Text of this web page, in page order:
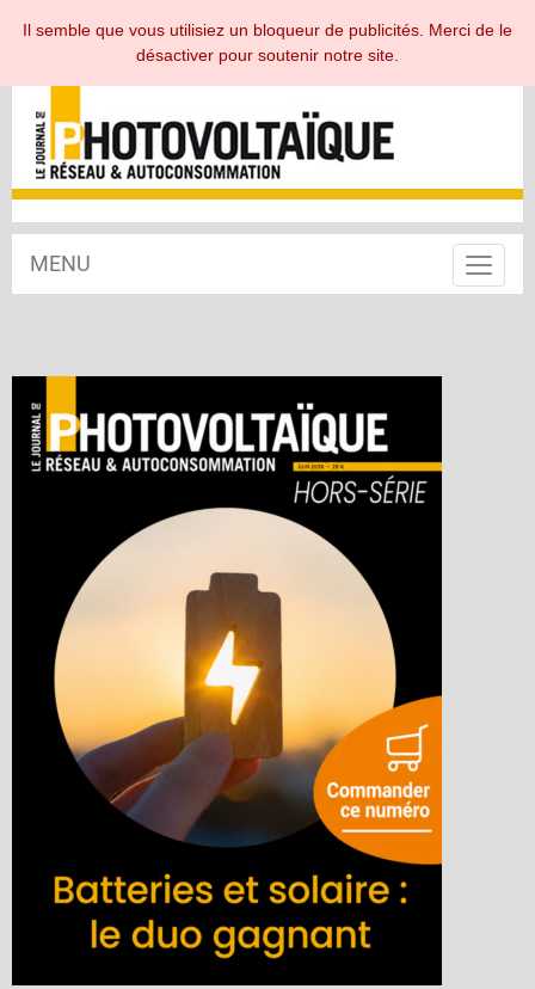
ESPACE ABONNÉ
MENU
Toggle
Il semble que vous utilisiez un bloqueur de publicités. Merci de le
désactiver pour soutenir notre site.